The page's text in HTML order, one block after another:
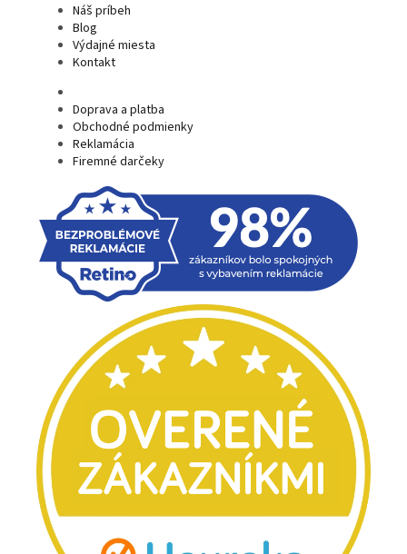
Náš príbeh
Blog
Výdajné miesta
Kontakt
Doprava a platba
Obchodné podmienky
Reklamácia
Firemné darčeky